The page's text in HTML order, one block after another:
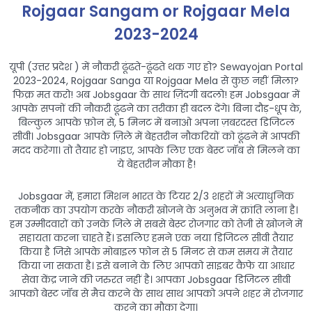
Rojgaar Sangam or Rojgaar Mela
2023-2024
यूपी (उत्तर प्रदेश ) में नौकरी ढूंढते-ढूंढते थक गए हो? Sewayojan Portal
2023-2024, Rojgaar Sanga या Rojgaar Mela से कुछ नहीं मिला?
फिक्र मत करो! अब Jobsgaar के साथ ज़िंदगी बदलो! हम Jobsgaar में
आपके सपनों की नौकरी ढूंढने का तरीका ही बदल देंगे। बिना दौड़-धूप के,
बिल्कुल आपके फ़ोन से, 5 मिनट में बनाओ अपना ज़बरदस्त डिजिटल
सीवी। Jobsgaar आपके ज़िले में बेहतरीन नौकरियों को ढूंढने में आपकी
मदद करेगा। तो तैयार हो जाइए, आपके लिए एक बेस्ट जॉब से मिलने का
ये बेहतरीन मौका है!
Jobsgaar में, हमारा मिशन भारत के टियर 2/3 शहरों में अत्याधुनिक
तकनीक का उपयोग करके नौकरी खोजने के अनुभव में क्रांति लाना है।
हम उम्मीदवारों को उनके जिले में सबसे बेस्ट रोजगार को तेजी से खोजने में
सहायता करना चाहते हैं। इसलिए हमने एक नया डिजिटल सीवी तैयार
किया है जिसे आपके मोबाइल फोन से 5 मिनट से कम समय में तैयार
किया जा सकता है। इसे बनाने के लिए आपको साइबर कैफे या आधार
सेवा केंद्र जाने की जरुरत नहीं है। आपका Jobsgaar डिजिटल सीवी
आपको बेस्ट जॉब से मैच करने के साथ साथ आपको अपने शहर में रोजगार
करने का मौका देगा।